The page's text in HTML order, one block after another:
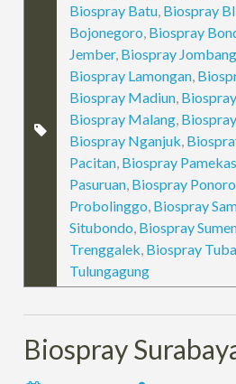
Biospray Batu Biospray
Bojonegoro Biospray
Jember, Biospray Jombang
Biospray Lamongan
Biospray Madiun
Biospray Malang
Biospray Nganjuk
Pacitan Biospray
Pasuruan Biospray
Probolinggo Biospray
Situbondo Biospray
Trenggalek Biospray
Tulungagung
Biospray